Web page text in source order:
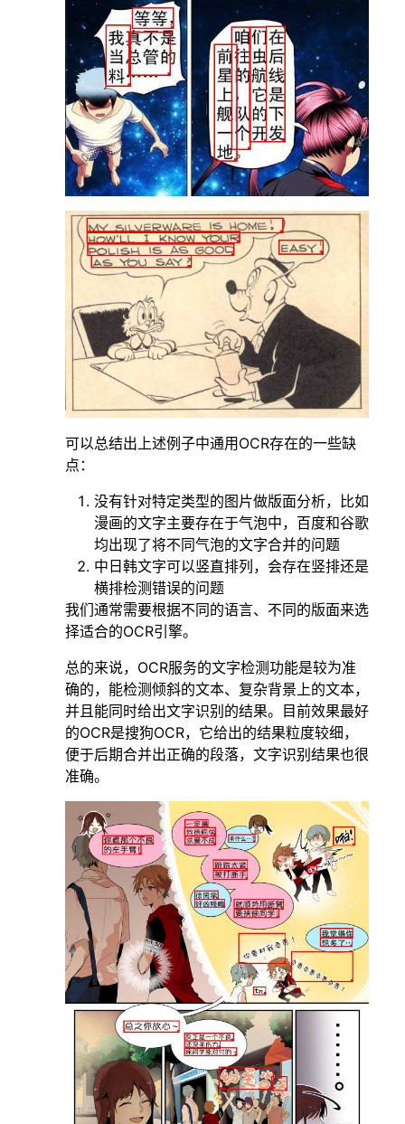
可以总结出上述例子中通用OCR存在的一些缺
点：
没有针对特定类型的图片做版面分析，比如
漫画的文字主要存在于气泡中，百度和谷歌
均出现了将不同气泡的文字合并的问题
中日韩文字可以竖直排列，会存在竖排还是
横排检测错误的问题
我们通常需要根据不同的语言、不同的版面来选
择适合的OCR引擎。
总的来说，OCR服务的文字检测功能是较为准
确的，能检测倾斜的文本、复杂背景上的文本，
并且能同时给出文字识别的结果。目前效果最好
的OCR是搜狗OCR，它给出的结果粒度较细，
便于后期合并出正确的段落，文字识别结果也很
准确。